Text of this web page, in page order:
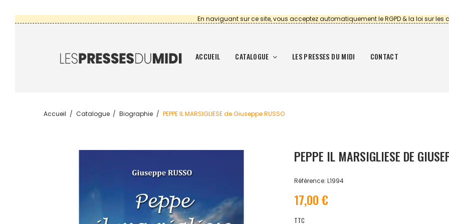
En naviguant sur ce site, vous acceptez automatiquement le RGPD & la loi sur les
ACCUEIL CATALOGUE LES PRESSES DU MIDI CONTACT
Accueil Catalogue Biographie PEPPE IL MARSIGLIESE de Giuseppe RUSSO
PEPPE IL MARSIGLIESE DE
Référence: L1994
17,00 €
TTC